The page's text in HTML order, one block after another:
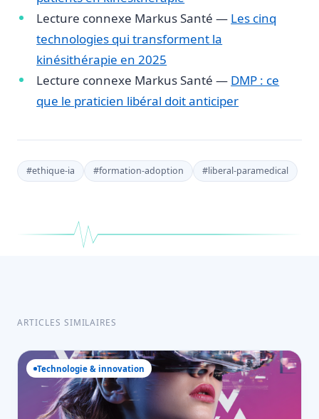
Lecture connexe Markus Santé — Les cinq
technologies qui transforment la
kinésithérapie en 2025
Lecture connexe Markus Santé — DMP : ce
que le praticien libéral doit anticiper
#ethique-ia #formation-adoption #liberal-paramedical
ARTICLES SIMILAIRES
Technologie & innovation